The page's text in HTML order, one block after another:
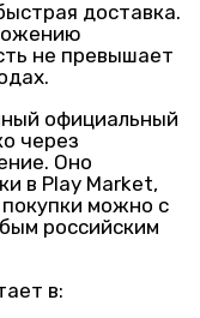
доставка.
не превышает
официальный
через
Оно
в Play Market,
можно с
российским
в: